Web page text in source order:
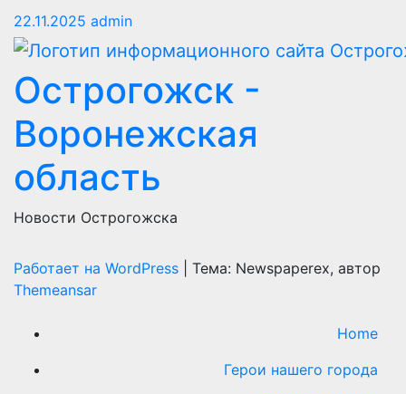
22.11.2025 admin
Острогожск -
Воронежская
область
Новости Острогожска
Работает на WordPress
Тема: Newspaperex, автор
Themeansar
Home
Герои нашего города